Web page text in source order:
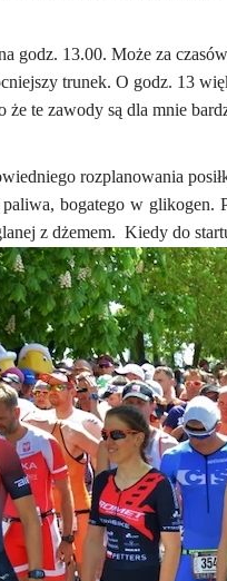
godz. 13.00. Może za
trunek. O godz. 13
te zawody są dla mnie
rozplanowania
bogatego w glikogen.
z dżemem. Kiedy do